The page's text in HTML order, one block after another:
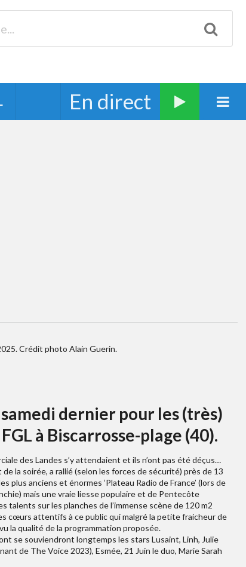
En direct
Crédit photo Alain Guerin.
dernier pour les (très)
à Biscarrosse-plage (40).
des Landes s’y attendaient et ils n’ont pas été déçus…
la soirée, a rallié (selon les forces de sécurité) près de 13
anciens et énormes ‘Plateau Radio de France’ (lors de
mais une vraie liesse populaire et de Pentecôte
sur les planches de l’immense scène de 120 m2
cœurs attentifs à ce public qui malgré la petite fraicheur de
la qualité de la programmation proposée.
se souviendront longtemps les stars Lusaint, Linh, Julie
de The Voice 2023), Esmée, 21 Juin le duo, Marie Sarah